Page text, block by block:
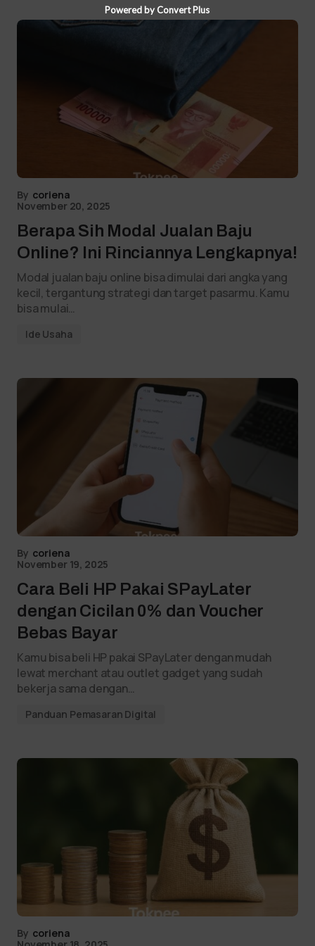
By coriena
November 20, 2025
Berapa Sih Modal Jualan Baju
Online? Ini Rinciannya Lengkapnya!
Modal jualan baju online bisa dimulai dari angka yang
kecil, tergantung strategi dan target pasarmu. Kamu
bisa mulai…
Ide Usaha
By coriena
November 19, 2025
Cara Beli HP Pakai SPayLater
dengan Cicilan 0% dan Voucher
Bebas Bayar
Kamu bisa beli HP pakai SPayLater dengan mudah
lewat merchant atau outlet gadget yang sudah
bekerja sama dengan…
Panduan Pemasaran Digital
By coriena
Powered by Convert Plus